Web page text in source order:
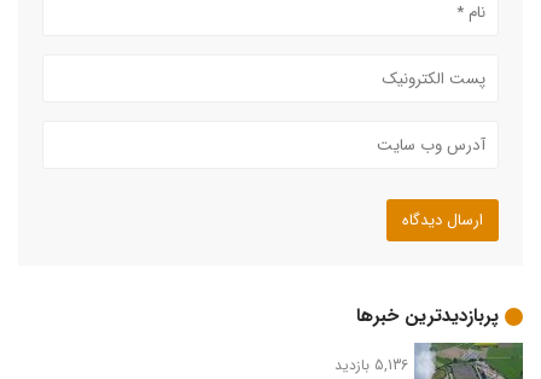
پربازدیدترین خبرها
5,136 بازدید